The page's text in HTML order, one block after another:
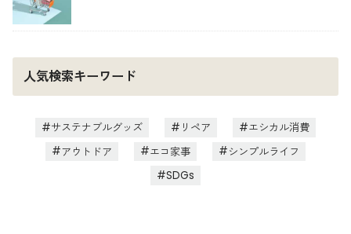
人気検索キーワード
サステナブルグッズ リペア
エシカル消費
アウトドア
エコ家事
シンプルライフ
SDGs